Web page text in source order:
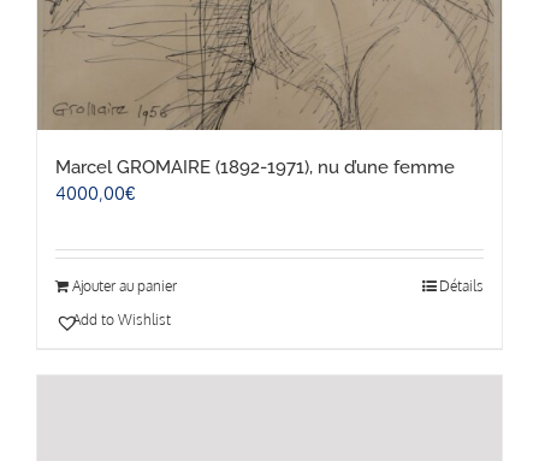
Marcel GROMAIRE (1892-1971), nu d’une femme
4000,00€
Ajouter au panier
Détails
Add to Wishlist